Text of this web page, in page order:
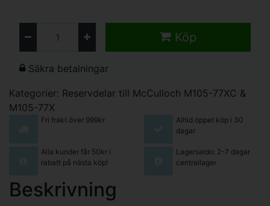
Köp
Säkra betalningar
Kategorier: Reservdelar till McCulloch M105-77XC &
M105-77X
Fri frakt över 999kr
Alltid öppet köp i 30
dagar
Alla kunder får 50kr i
rabatt på nästa köp!
Lagersaldo: 2-7 dagar
centrallager
Beskrivning